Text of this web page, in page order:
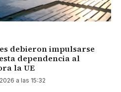
debieron impulsarse
dependencia al
la UE
a las 15:32